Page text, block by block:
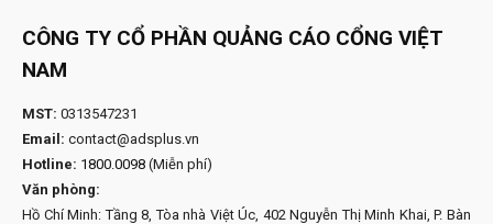
CÔNG TY CỔ PHẦN QUẢNG CÁO CỔNG VIỆT
NAM
MST: 0313547231
Email: contact@adsplus.vn
Hotline: 1800.0098 (Miễn phí)
Văn phòng:
Hồ Chí Minh: Tầng 8, Tòa nhà Việt Úc, 402 Nguyễn Thị Minh Khai, P. Bàn